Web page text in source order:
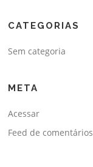
CATEGORIAS
Sem categoria
META
Acessar
Feed de comentários